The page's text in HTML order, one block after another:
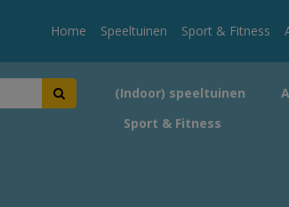
Home Speeltuinen Sport & Fitness
(Indoor) speeltuinen
Sport & Fitness